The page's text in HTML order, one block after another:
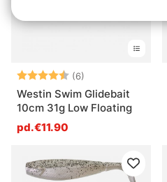
Note: (6)
Westin Swim Glidebait
10cm 31g Low Floating
pd.€11.90